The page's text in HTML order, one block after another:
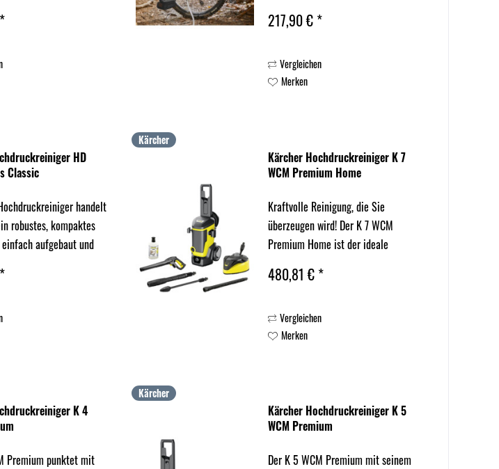
und
lassen...
leidenschaftlichen Haus- und
einsatzbereiten Komplettpaket liegt
der Fokus...
217,90 € *
Vergleichen
Merken
HD
Classic
handelt
robustes, kompaktes
aufgebaut und
Kärcher
Kärcher Hochdruckreiniger K 7
WCM Premium Home
Kraftvolle Reinigung, die Sie
überzeugen wird! Der K 7 WCM
Premium Home ist der ideale
Einsätze und starke Verschmutzungen:
wassergekühlten Motor macht er
Schmutz auf Wegen,...
480,81 € *
Vergleichen
Merken
K 4
Premium punktet mit
Kärcher
Kärcher Hochdruckreiniger K 5
WCM Premium
Der K 5 WCM Premium mit seinem